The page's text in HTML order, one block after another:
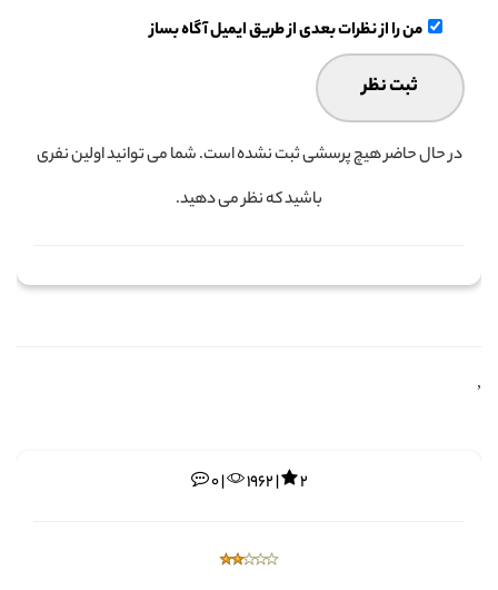
من را از نظرات بعدی از طریق ایمیل آگاه بساز
در حال حاضر هیچ پرسشی ثبت نشده است. شما می توانید اولین نفری
باشید که نظر می دهید.
,
0 | 1962 | 2